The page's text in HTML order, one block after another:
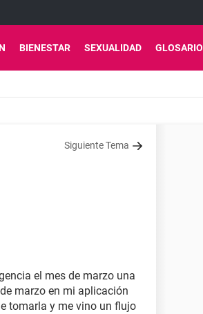
BIENESTAR SEXUALIDAD GLOSARIO
Siguiente Tema
el mes de marzo una
marzo en mi aplicación
tomarla y me vino un flujo